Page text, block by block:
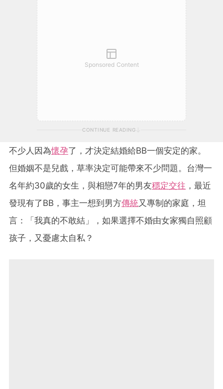
Sponsored Content
CONTINUE READING
不少人因為懷孕了，才決定結婚給BB一個安定的家。
但婚姻不是兒戲，草率決定可能帶來不少問題。台灣一
名年約30歲的女生，與相戀7年的男友穩定交往 ，最近
發現有了BB，事主一想到男方傳統又專制的家庭，坦
言：「我真的不敢結」，如果選擇不婚由女家獨自照顧
孩子，又憂慮太自私？